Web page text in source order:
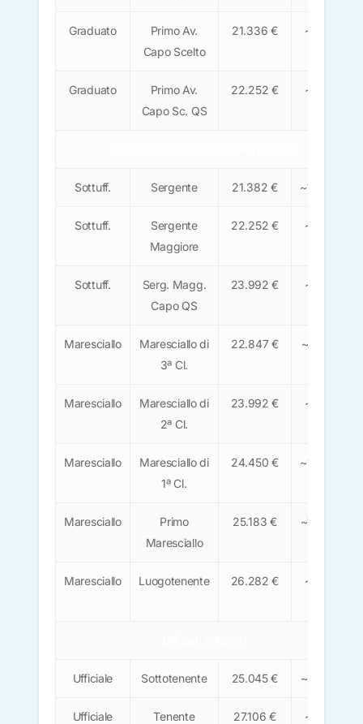
Graduato
Primo Av.
Capo Scelto
21.336 €
~1.320
Graduato
Primo Av.
Capo Sc. QS
22.252 €
~1.380
Sottuff. Sergente 21.382 € ~1.325 €
Sottuff.
Sergente
Maggiore
22.252 €
~1.380
Sottuff.
Serg. Magg.
Capo QS
23.992 €
~1.490
Maresciallo
Maresciallo di
3ª Cl.
22.847 € ~1.415 €
Maresciallo
Maresciallo di
2ª Cl.
23.992 €
~1.490
Maresciallo
Maresciallo di
1ª Cl.
24.450 € ~1.520 €
Maresciallo
Primo
Maresciallo
25.183 € ~1.565 €
Maresciallo Luogotenente 26.282 €
~1.630
Ufficiale Sottotenente 25.045 € ~1.555 €
Ufficiale Tenente 27.106 €
~1.680